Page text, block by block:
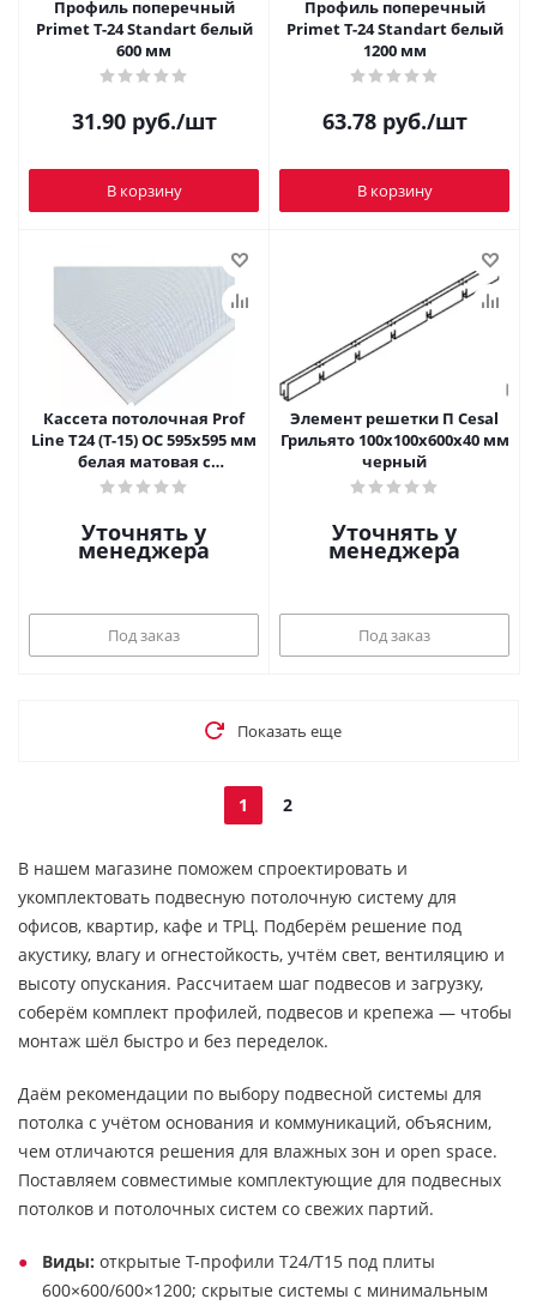
Профиль поперечный
Primet T-24 Standart белый
600 мм
31.90руб./шт
В корзину
Профиль поперечный
Primet T-24 Standart белый
1200 мм
63.78руб./шт
В корзину
Кассета потолочная Prof
Line Т24 (Т-15) ОС 595х595 мм
белая матовая с
перф.1,8мм
Уточнять у
менеджера
Под заказ
Элемент решетки П Cesal
Грильято 100х100х600х40 мм
черный
Уточнять у
менеджера
Под заказ
Показать еще
1 2
В нашем магазине поможем спроектировать и
укомплектовать подвесную потолочную систему для
офисов, квартир, кафе и ТРЦ. Подберём решение под
акустику, влагу и огнестойкость, учтём свет, вентиляцию и
высоту опускания. Рассчитаем шаг подвесов и загрузку,
соберём комплект профилей, подвесов и крепежа — чтобы
монтаж шёл быстро и без переделок.
Даём рекомендации по выбору подвесной системы для
потолка с учётом основания и коммуникаций, объясним,
чем отличаются решения для влажных зон и open space.
Поставляем совместимые комплектующие для подвесных
потолков и потолочных систем со свежих партий.
Виды: открытые Т-профили T24/T15 под плиты
600×600/600×1200; скрытые системы с минимальным